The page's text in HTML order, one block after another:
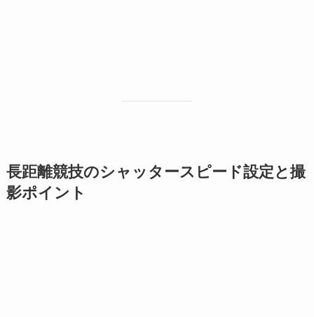
長距離競技のシャッタースピード設定と撮
影ポイント